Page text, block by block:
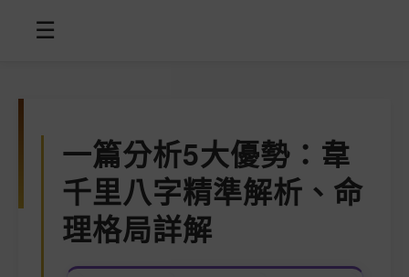
☰
一篇分析5大優勢：韋
千里八字精準解析、命
理格局詳解